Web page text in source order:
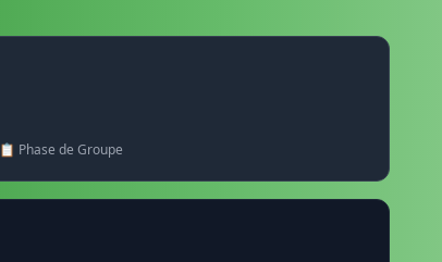
📋 Phase de Groupe